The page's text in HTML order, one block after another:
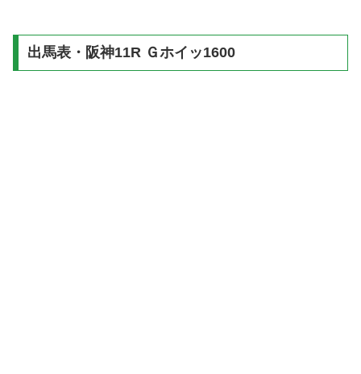
出馬表・阪神11R Ｇホイッ1600